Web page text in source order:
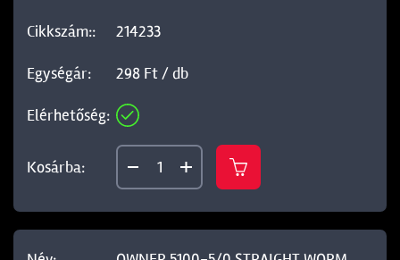
214233
298 Ft / db